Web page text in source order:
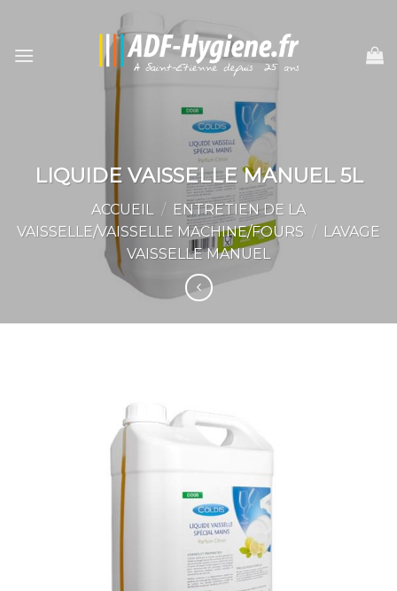
content
LIQUIDE VAISSELLE MANUEL 5L
ACCUEIL /
ENTRETIEN DE LA
VAISSELLE/VAISSELLE MACHINE/FOURS /
LAVAGE
VAISSELLE MANUEL